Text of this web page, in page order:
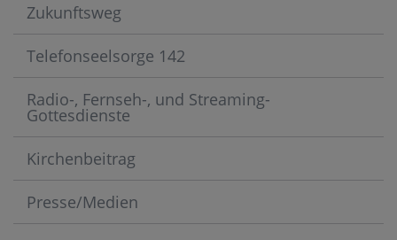
Zukunftsweg
Telefonseelsorge 142
Radio-, Fernseh-, und Streaming-
Gottesdienste
Kirchenbeitrag
Presse/Medien